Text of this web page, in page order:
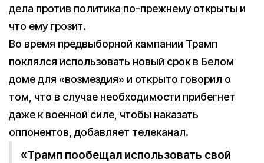
дела против политика по-прежнему открыты и
что ему грозит.
Во время предвыборной кампании Трамп
поклялся использовать новый срок в Белом
доме для «возмездия» и открыто говорил о
том, что в случае необходимости прибегнет
даже к военной силе, чтобы наказать
оппонентов, добавляет телеканал.
«Трамп пообещал использовать свой